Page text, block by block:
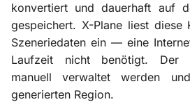
konvertiert und dauerhaft auf
gespeichert. X-Plane liest diese
Szeneriedaten ein — eine
Laufzeit nicht benötigt. Der
manuell verwaltet werden
generierten Region.